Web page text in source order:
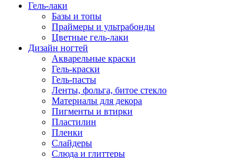
Гель-лаки
Базы и топы
Праймеры и ультрабонды
Цветные гель-лаки
Дизайн ногтей
Акварельные краски
Гель-краски
Гель-пасты
Ленты, фольга, битое стекло
Материалы для декора
Пигменты и втирки
Пластилин
Пленки
Слайдеры
Слюда и глиттеры